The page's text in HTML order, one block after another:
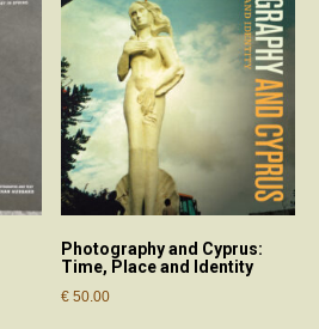
Photography and Cyprus:
Time, Place and Identity
€ 50.00